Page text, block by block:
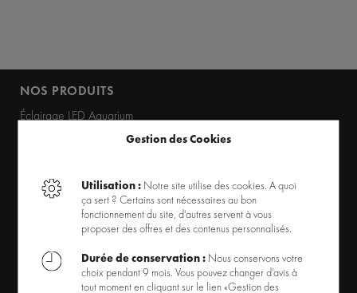
Gestion des Cookies
Utilisation : Notre site utilise des cookies. A quoi
ça sert ? Certains sont nécessaires au bon
fonctionnement du site, d'autres servent à vous
proposer des offres et des contenus personnalisés.
Durée de conservation : Nous conservons votre
choix pendant 9 mois. Vous pouvez changer d’avis à
tout moment en cliquant sur le lien «Gestion des
NOS PRODUITS
Éclairage LED Aquarium
Accessoires Éclairage Aquarium
Éclairage Tube Néon Aquarium
Recherche par thème
Offres spéciales
OFFRE ET SERVICES